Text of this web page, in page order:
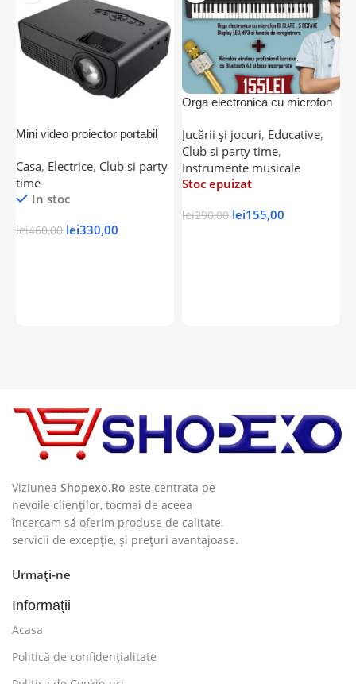
Mini video proiector portabil
HDMI, telecomanda, 1080
Casa, Electrice, Club si party
time
In stoc
lei460,00 lei330,00
Orga electronica cu microfon
Display LED,MP3 si functie de
inregistrare+Microfon wireless
profesional sistem karaoke
Jucării și jocuri, Educative,
Club si party time,
Instrumente musicale
Stoc epuizat
lei290,00 lei155,00
Viziunea Shopexo.Ro este centrata pe
nevoile clienților, tocmai de aceea
încercam să oferim produse de calitate,
servicii de excepție, și prețuri avantajoase.
Urmați-ne
Informații
Acasa
Politică de confidențialitate